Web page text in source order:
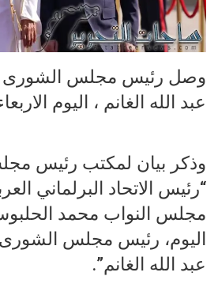
وصل رئيس مجلس
عبد الله الغانم ، اليوم
وذكر بيان لمكتب رئيس
“رئيس الاتحاد البرلماني
مجلس النواب محمد
اليوم، رئيس مجلس
عبد الله الغانم”.